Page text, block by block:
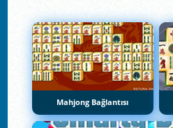
Mahjong Bağlantısı